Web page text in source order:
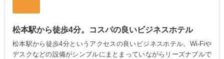
松本駅から徒歩4分。コスパの良いビジネスホテル
松本駅から徒歩4分というアクセスの良いビジネスホテル。Wi-Fiや
デスクなどの設備がシンプルにまとまっていながらリーズナブルで